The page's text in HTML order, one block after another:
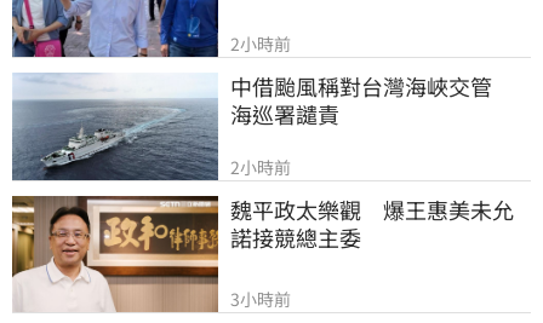
2小時前
中借颱風稱對台灣海峽交管
海巡署譴責
2小時前
魏平政太樂觀　爆王惠美未允
諾接競總主委
3小時前